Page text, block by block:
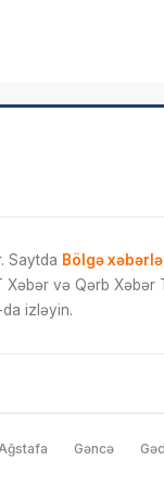
Saytda Bölgə
və Qərb
da izləyin.
Gəncə